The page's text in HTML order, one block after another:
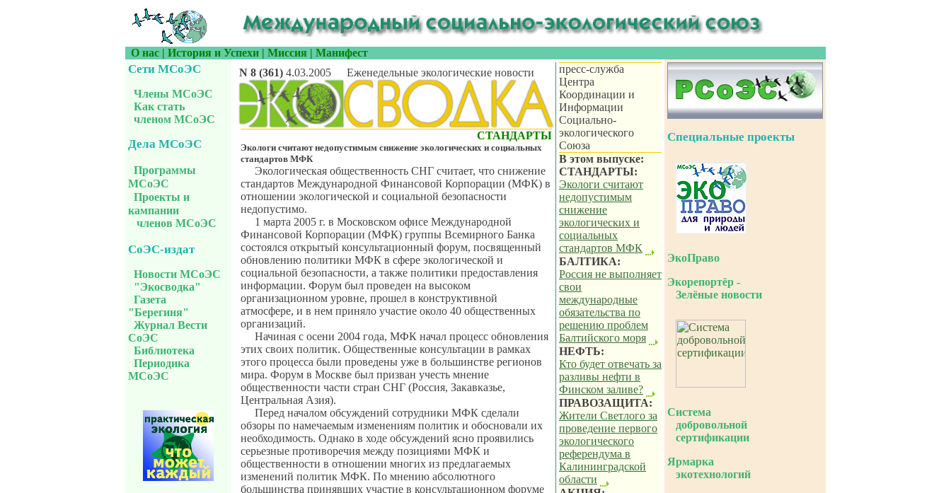
О нас | История и Успехи | Миссия | Манифест
Сети МСоЭС
Члены МСоЭС
Как стать
членом МСоЭС
Дела МСоЭС
Программы
МСоЭС
Проекты и
кампании
членов МСоЭС
СоЭС-издат
Новости МСоЭС
"Экосводка"
Газета
"Берегиня"
Журнал Вести
СоЭС
Библиотека
Периодика
МСоЭС
N 8 (361) 4.03.2005 Еженедельные экологические новости
пресс-служба
Центра
Координации и
Информации
Социально-
экологического
Союза
В этом выпуске:
СТАНДАРТЫ:
Экологи считают
недопустимым
снижение
экологических и
социальных
стандартов МФК
БАЛТИКА:
Россия не выполняет
свои
международные
обязательства по
решению проблем
Балтийского моря
НЕФТЬ:
Кто будет отвечать за
разливы нефти в
Финском заливе?
ПРАВОЗАЩИТА:
Жители Светлого за
проведение первого
экологического
референдума в
Калининградской
области
СТАНДАРТЫ
Экологи считают недопустимым снижение экологических и социальных
стандартов МФК
Экологическая общественность СНГ считает, что снижение
стандартов Международной Финансовой Корпорации (МФК) в
отношении экологической и социальной безопасности
недопустимо.
1 марта 2005 г. в Московском офисе Международной
Финансовой Корпорации (МФК) группы Всемирного Банка
состоялся открытый консультационный форум, посвященный
обновлению политики МФК в сфере экологической и
социальной безопасности, а также политики предоставления
информации. Форум был проведен на высоком
организационном уровне, прошел в конструктивной
атмосфере, и в нем приняло участие около 40 общественных
организаций.
Начиная с осени 2004 года, МФК начал процесс обновления
этих своих политик. Общественные консультации в рамках
этого процесса были проведены уже в большинстве регионов
мира. Форум в Москве был призван учесть мнение
общественности части стран СНГ (Россия, Закавказье,
Центральная Азия).
Перед началом обсуждений сотрудники МФК сделали
обзоры по намечаемым изменениям политик и обосновали их
необходимость. Однако в ходе обсуждений ясно проявились
серьезные противоречия между позициями МФК и
общественности в отношении многих из предлагаемых
изменений политик МФК. По мнению абсолютного
большинства принявших участие в консультационном форуме
Специальные проекты
ЭкоПраво
Экорепортёр -
Зелёные новости
Система
добровольной
сертификации
Ярмарка
экотехнологий